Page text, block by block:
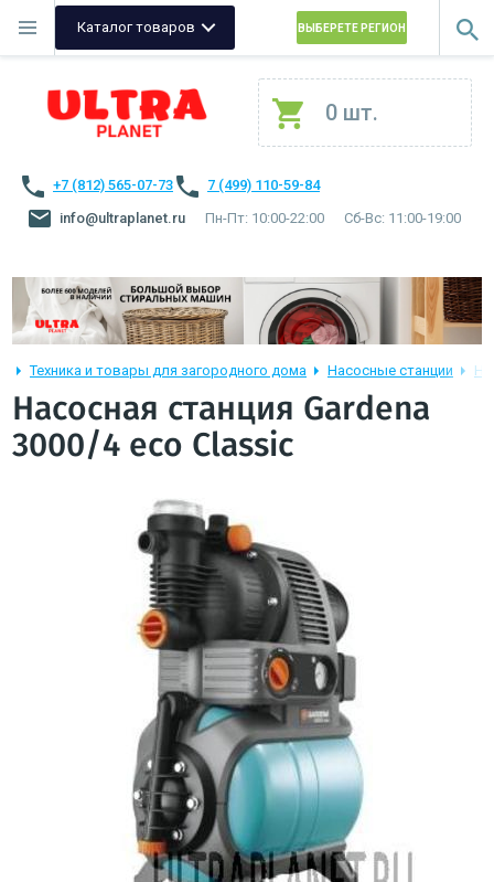
Каталог товаров ВЫБЕРЕТЕ РЕГИОН
0 шт.
+7 (812) 565-07-73
7 (499) 110-59-84
info@ultraplanet.ru
Пн-Пт: 10:00-22:00 Сб-Вс: 11:00-19:00
Техника и товары для загородного дома Насосные станции
Насосная станция Gardena
3000/4 eco Classic